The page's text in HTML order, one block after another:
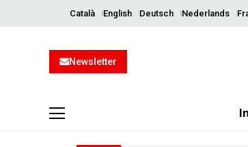
Català English Deutsch Nederlands
Newsletter